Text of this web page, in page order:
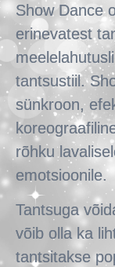
Show Dance
erinevatest
tantsustiil.
sünkroon,
rõhku
emotsioonile.
Tantsuga
võib olla ka
tantsitakse